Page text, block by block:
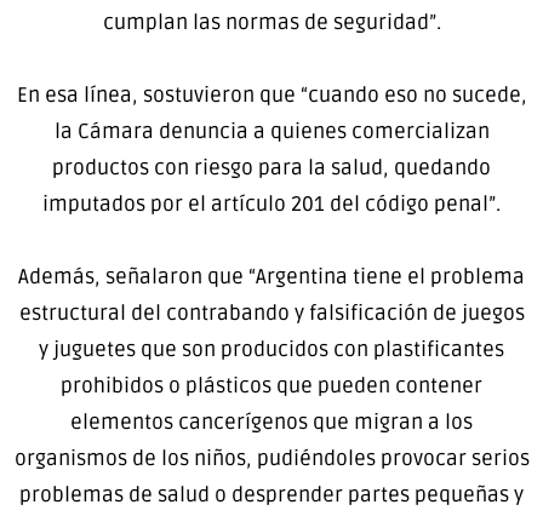
cumplan las normas de seguridad”.
En esa línea, sostuvieron que “cuando eso no sucede,
la Cámara denuncia a quienes comercializan
productos con riesgo para la salud, quedando
imputados por el artículo 201 del código penal”.
Además, señalaron que “Argentina tiene el problema
estructural del contrabando y falsificación de juegos
y juguetes que son producidos con plastificantes
prohibidos o plásticos que pueden contener
elementos cancerígenos que migran a los
organismos de los niños, pudiéndoles provocar serios
problemas de salud o desprender partes pequeñas y